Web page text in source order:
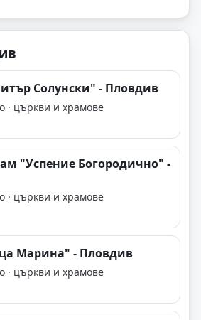
Солунски" - Пловдив
· църкви и храмове
"Успение Богородично" -
· църкви и храмове
Марина" - Пловдив
· църкви и храмове